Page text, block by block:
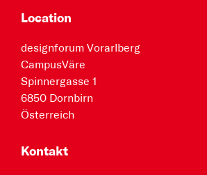
Location
designforum Vorarlberg
CampusVäre
Spinnergasse 1
6850 Dornbirn
Österreich
Kontakt